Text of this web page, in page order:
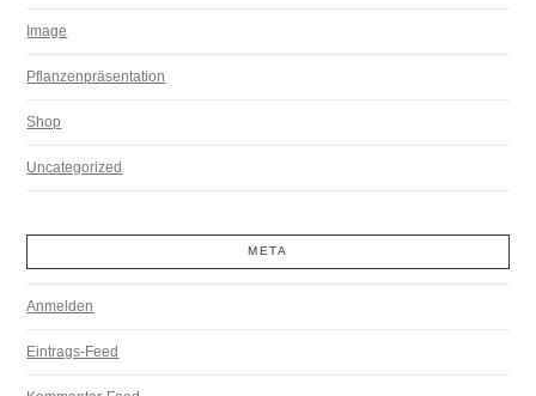
Image
Pflanzenpräsentation
Shop
Uncategorized
META
Anmelden
Eintrags-Feed